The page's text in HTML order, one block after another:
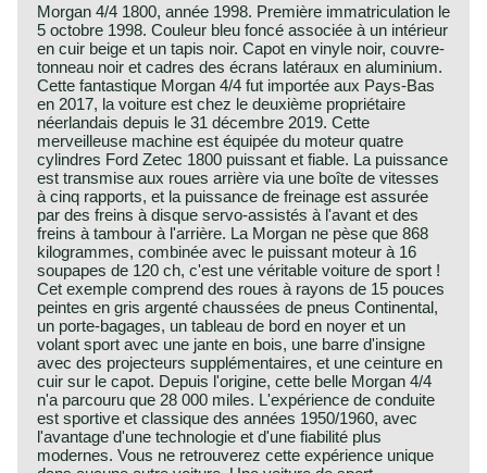
Morgan 4/4 1800, année 1998. Première immatriculation le
5 octobre 1998. Couleur bleu foncé associée à un intérieur
en cuir beige et un tapis noir. Capot en vinyle noir, couvre-
tonneau noir et cadres des écrans latéraux en aluminium.
Cette fantastique Morgan 4/4 fut importée aux Pays-Bas
en 2017, la voiture est chez le deuxième propriétaire
néerlandais depuis le 31 décembre 2019. Cette
merveilleuse machine est équipée du moteur quatre
cylindres Ford Zetec 1800 puissant et fiable. La puissance
est transmise aux roues arrière via une boîte de vitesses
à cinq rapports, et la puissance de freinage est assurée
par des freins à disque servo-assistés à l'avant et des
freins à tambour à l'arrière. La Morgan ne pèse que 868
kilogrammes, combinée avec le puissant moteur à 16
soupapes de 120 ch, c'est une véritable voiture de sport !
Cet exemple comprend des roues à rayons de 15 pouces
peintes en gris argenté chaussées de pneus Continental,
un porte-bagages, un tableau de bord en noyer et un
volant sport avec une jante en bois, une barre d'insigne
avec des projecteurs supplémentaires, et une ceinture en
cuir sur le capot. Depuis l'origine, cette belle Morgan 4/4
n'a parcouru que 28 000 miles. L'expérience de conduite
est sportive et classique des années 1950/1960, avec
l'avantage d'une technologie et d'une fiabilité plus
modernes. Vous ne retrouverez cette expérience unique